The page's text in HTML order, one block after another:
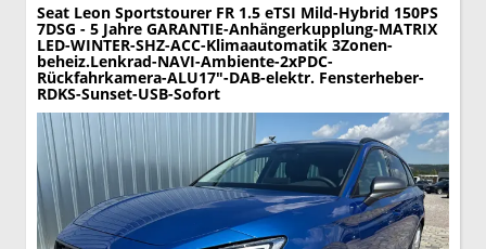
Seat Leon Sportstourer FR 1.5 eTSI Mild-Hybrid 150PS
7DSG - 5 Jahre GARANTIE-Anhängerkupplung-MATRIX
LED-WINTER-SHZ-ACC-Klimaautomatik 3Zonen-
beheiz.Lenkrad-NAVI-Ambiente-2xPDC-
Rückfahrkamera-ALU17"-DAB-elektr. Fensterheber-
RDKS-Sunset-USB-Sofort